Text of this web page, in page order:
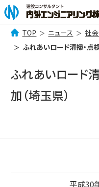
検
索:
企業情報
BUSINESS
事業案内
TOP ニュース
社
ふれあいロード清掃・点
ふれあいロード
加（埼玉県）
平成30